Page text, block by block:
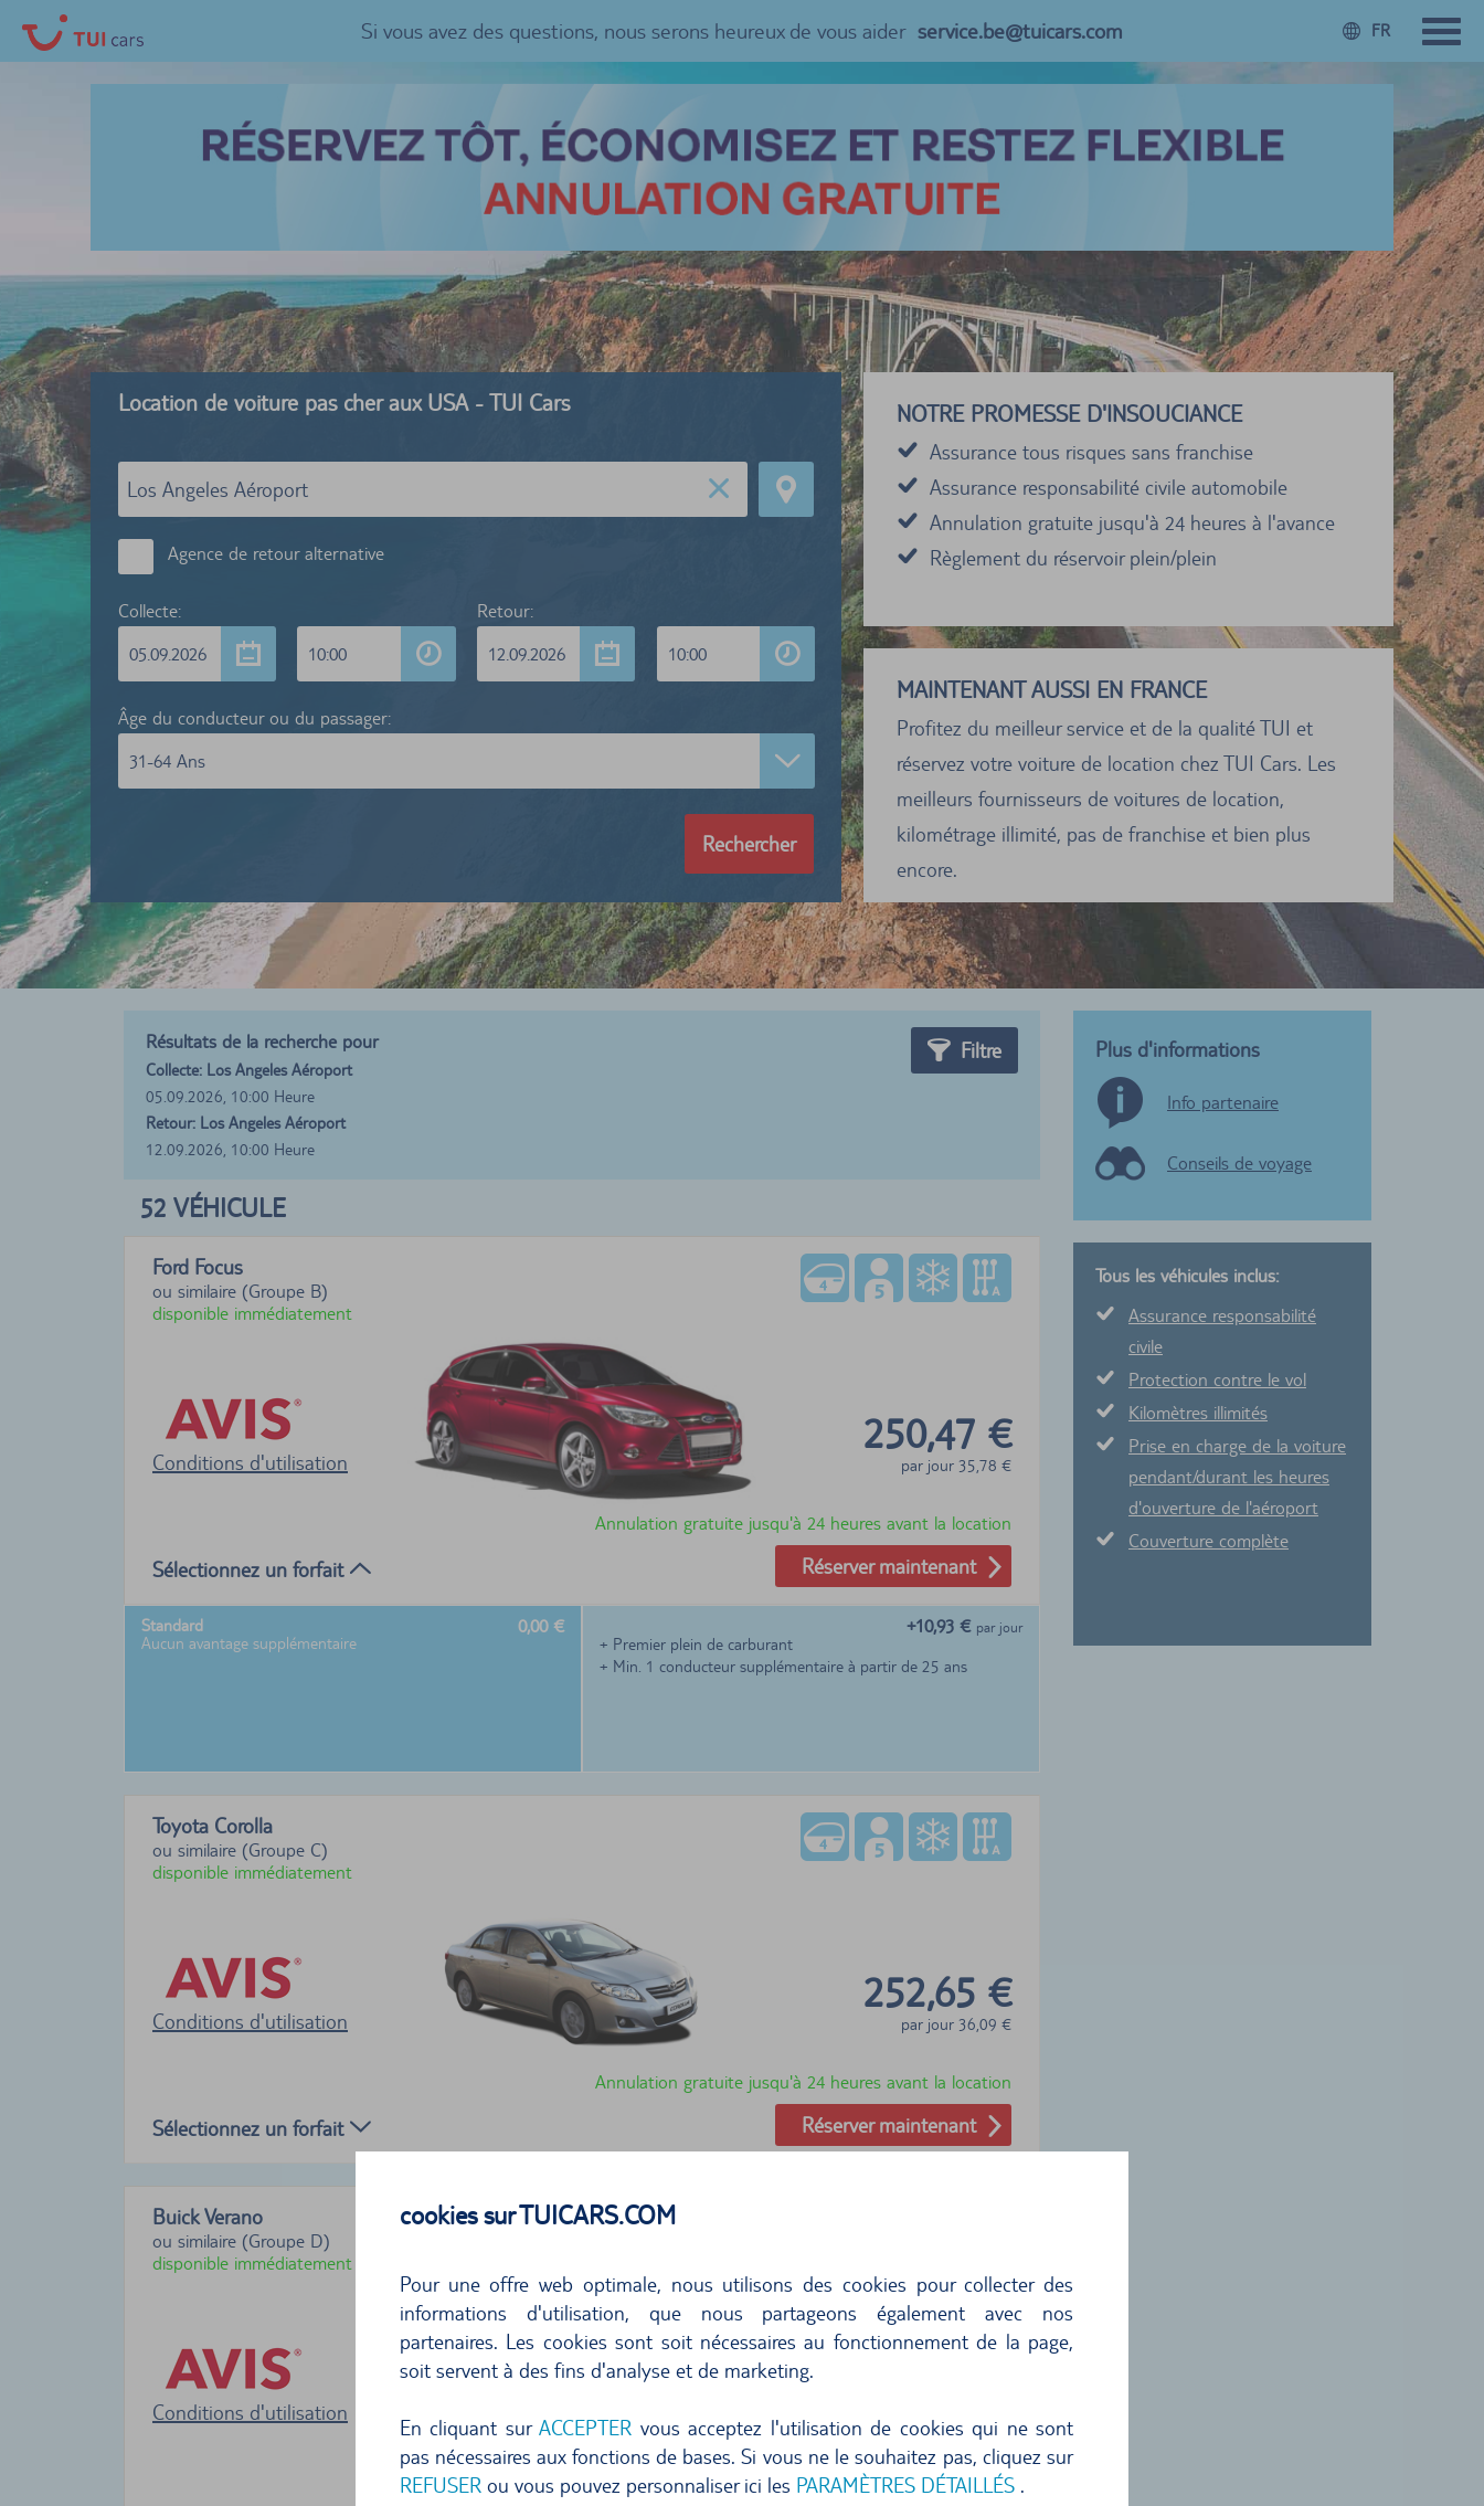
cookies sur TUICARS.COM
Pour une offre web optimale, nous utilisons des cookies pour collecter des
informations d'utilisation, que nous partageons également avec nos
partenaires. Les cookies sont soit nécessaires au fonctionnement de la page,
soit servent à des fins d'analyse et de marketing.
En cliquant surACCEPTER vous acceptez l'utilisation de cookies qui ne sont
pas nécessaires aux fonctions de bases. Si vous ne le souhaitez pas, cliquez sur
REFUSER ou vous pouvez personnaliser ici les PARAMÈTRES DÉTAILLÉS .
FR
Si vous avez des questions, nous serons heureux de vous aider service.be@tuicars.com
Location de voiture pas cher aux USA - TUI Cars
Agence de retour alternative
Collecte:
05.09.2026
10:00
Retour:
12.09.2026
10:00
Âge du conducteur ou du passager:
31-64 Ans
Rechercher
NOTRE PROMESSE D'INSOUCIANCE
Assurance tous risques sans franchise
Assurance responsabilité civile automobile
Annulation gratuite jusqu'à 24 heures à l'avance
Règlement du réservoir plein/plein
MAINTENANT AUSSI EN FRANCE
Profitez du meilleur service et de la qualité TUI et
réservez votre voiture de location chez TUI Cars. Les
meilleurs fournisseurs de voitures de location,
kilométrage illimité, pas de franchise et bien plus
encore.
Résultats de la recherche pour
Collecte: Los Angeles Aéroport
05.09.2026, 10:00 Heure
Retour: Los Angeles Aéroport
12.09.2026, 10:00 Heure
Filtre
52 VÉHICULE
Ford Focus
ou similaire (Groupe B)
disponible immédiatement
Conditions d'utilisation
250,47 €
par jour 35,78 €
Annulation gratuite jusqu'à 24 heures avant la location
Sélectionnez un forfait Réserver maintenant
Standard
Aucun avantage supplémentaire
0,00 €
+ Premier plein de carburant
+ Min. 1 conducteur supplémentaire à partir de 25 ans
+10,93 € par jour
Toyota Corolla
ou similaire (Groupe C)
disponible immédiatement
Conditions d'utilisation
252,65 €
par jour 36,09 €
Annulation gratuite jusqu'à 24 heures avant la location
Sélectionnez un forfait Réserver maintenant
Buick Verano
ou similaire (Groupe D)
disponible immédiatement
Conditions d'utilisation
Annulation gratuite jusqu'à 24 heures avant la location
Plus d'informations
Info partenaire
Conseils de voyage
Tous les véhicules inclus:
Assurance responsabilité
civile
Protection contre le vol
Kilomètres illimités
Prise en charge de la voiture
pendant/durant les heures
d'ouverture de l'aéroport
Couverture complète